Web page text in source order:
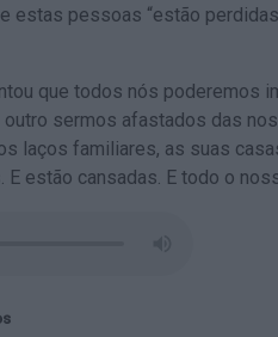
estas pessoas “estão
que todos nós poderemos
outro sermos afastados das
laços familiares, as suas
estão cansadas. E todo o